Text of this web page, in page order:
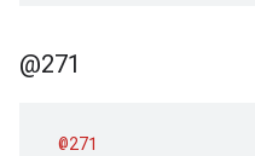
@271
@271